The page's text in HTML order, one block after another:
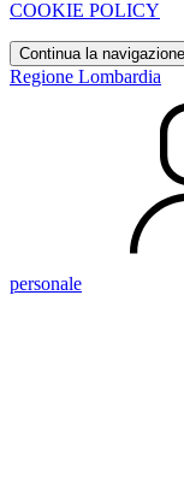
COOKIE POLICY
Continua la navigazione
Regione Lombardia
personale